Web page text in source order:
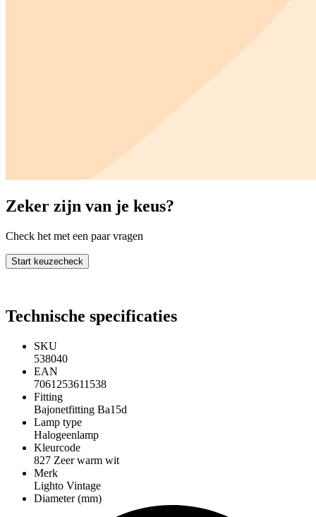
Zeker zijn van je keus?
Check het met een paar vragen
Start keuzecheck
Technische specificaties
SKU
538040
EAN
7061253611538
Fitting
Bajonetfitting Ba15d
Lamp type
Halogeenlamp
Kleurcode
827 Zeer warm wit
Merk
Lighto Vintage
Diameter (mm)